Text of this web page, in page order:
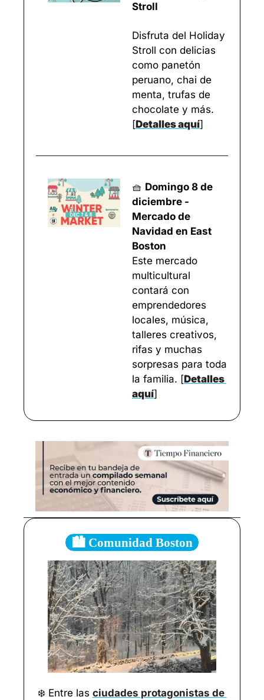
Stroll
Disfruta del Holiday
Stroll con delicias
como panetón
peruano, chai de
menta, trufas de
chocolate y más.
[Detalles aquí]
🧺 Domingo 8 de
diciembre -
Mercado de
Navidad en East
Boston
Este mercado
multicultural
contará con
emprendedores
locales, música,
talleres creativos,
rifas y muchas
sorpresas para toda
la familia. [Detalles
aquí]
🏙️ Comunidad Boston
❄️ Entre las ciudades protagonistas de